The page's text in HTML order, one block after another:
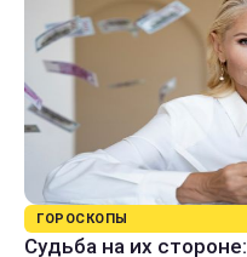
ГОРОСКОПЫ
Судьба на их